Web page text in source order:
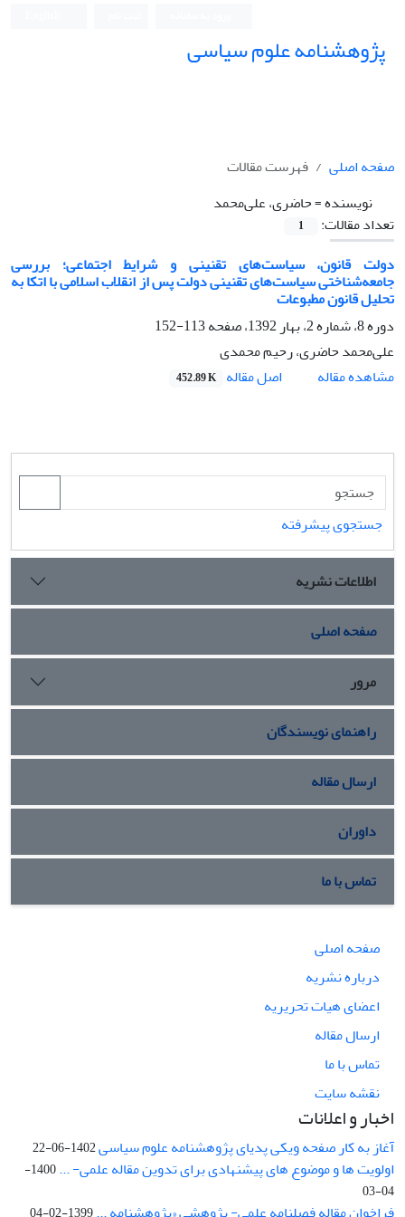
پژوهشنامه علوم سیاسی
صفحه اصلی
فهرست مقالات
نویسنده =حاضری، علی‌محمد
تعداد مقالات:
1
دولت قانون، سیاست‌های تقنینی و شرایط اجتماعی؛ بررسی
جامعه‌شناختی سیاست‌های تقنینی دولت پس از انقلاب اسلامی با اتکا به
تحلیل قانون مطبوعات
دوره 8، شماره 2، بهار 1392، صفحه
113-152
علی‌محمد حاضری، رحیم محمدی
مشاهده مقاله
اصل مقاله 452.89 K
جستجوی پیشرفته
اطلاعات نشریه
صفحه اصلی
مرور
راهنمای نویسندگان
ارسال مقاله
داوران
تماس با ما
صفحه اصلی
درباره نشریه
اعضای هیات تحریریه
ارسال مقاله
تماس با ما
نقشه سایت
اخبار و اعلانات
آغاز به کار صفحه ویکی پدیای پژوهشنامه علوم سیاسی1402-06-22
اولویت ها و موضوع های پیشنهادی برای تدوین مقاله علمی- ...
1400-
04-03